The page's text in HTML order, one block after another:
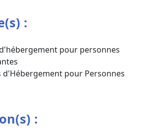
:
pour personnes
d'Hébergement pour Personnes
: